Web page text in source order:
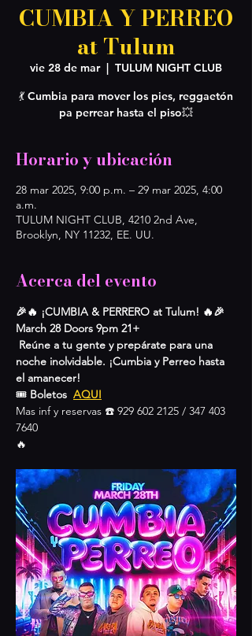
CUMBIA Y PERREO
at Tulum
vie 28 de mar
  |
TULUM NIGHT CLUB
💃 Cumbia para mover los pies, reggaetón
pa perrear hasta el piso💥
Horario y ubicación
28 mar 2025, 9:00 p.m. – 29 mar 2025, 4:00
a.m.
TULUM NIGHT CLUB, 4210 2nd Ave,
Brooklyn, NY 11232, EE. UU.
Acerca del evento
🎉🔥 ¡CUMBIA & PERRERO at Tulum! 🔥🎉
March 28 Doors 9pm 21+
Reúne a tu gente y prepárate para una
noche inolvidable. ¡Cumbia y Perreo hasta
el amanecer!
🎟️ Boletos AQUI
Mas inf y reservas ☎️ 929 602 2125 / 347 403
7640
🔥